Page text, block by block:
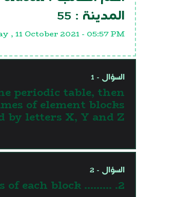
المدينة : 55
, 11 October 2021 - 05:57 PM
السؤال - 1
periodic table, then
of element blocks
by letters X, Y and Z.
السؤال - 2
2. ……… is the number of groups of each block.